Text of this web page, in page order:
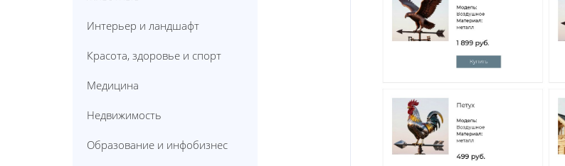
Интерьер и ландшафт
Красота, здоровье и спорт
Медицина
Недвижимость
Образование и инфобизнес